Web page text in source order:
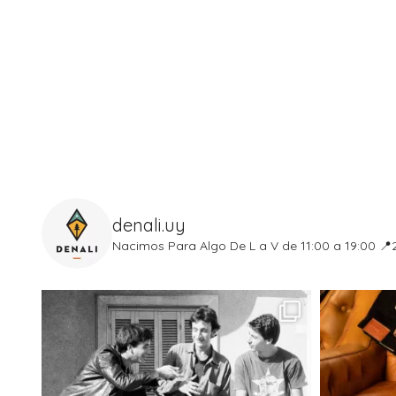
denali.uy
Nacimos Para Algo De L a V de 11:00 a 19:00